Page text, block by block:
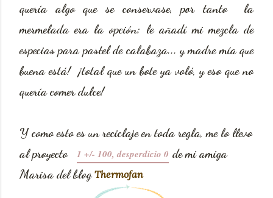
quería algo que se conservase, por tanto la
mermelada era la opción; le añadí mi mezcla de
especias para pastel de calabaza... y madre mía que
buena está! ¡total que un bote ya voló, y eso que no
quería comer dulce!
Y como esto es un reciclaje en toda regla, me lo llevo
al proyecto
1 +/- 100, desperdicio 0 de mi amiga
Marisa del blog Thermofan